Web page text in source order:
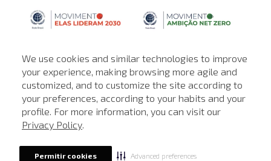
We use cookies and similar technologies to improve
your experience, making browsing more agile and
customized, and to customize the site according to
your preferences, according to your habits and your
profile. For more information, you can visit our
Privacy Policy.
Permitir cookies Advanced preferences
© © Copyright 2000-2026 - Todos os direitos reservados. A Loja de
John John reserva-se no direito de corrigir ou alterar informações
Em caso de dúvidas:0800 990 5500.